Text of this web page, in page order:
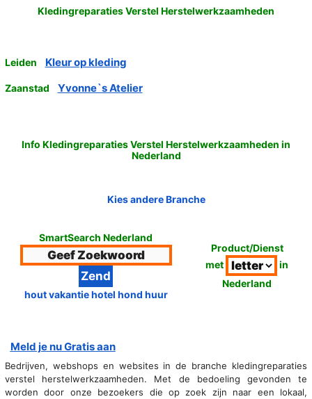
Kledingreparaties Verstel Herstelwerkzaamheden
Leiden Kleur op kleding
Zaanstad Yvonne`s Atelier
Info Kledingreparaties Verstel Herstelwerkzaamheden in
Nederland
Kies andere Branche
SmartSearch Nederland
hout vakantie hotel hond huur
Product/Dienst
met
in
Nederland
Meld je nu Gratis aan
Bedrijven, webshops en websites in de branche kledingreparaties
verstel herstelwerkzaamheden. Met de bedoeling gevonden te
worden door onze bezoekers die op zoek zijn naar een lokaal,